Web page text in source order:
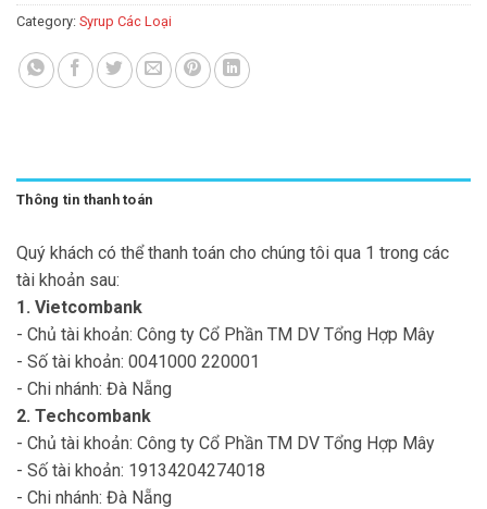
Category: Syrup Các Loại
Thông tin thanh toán
Quý khách có thể thanh toán cho chúng tôi qua 1 trong các
tài khoản sau:
1. Vietcombank
- Chủ tài khoản: Công ty Cổ Phần TM DV Tổng Hợp Mây
- Số tài khoản: 0041000 220001
- Chi nhánh: Đà Nẵng
2. Techcombank
- Chủ tài khoản: Công ty Cổ Phần TM DV Tổng Hợp Mây
- Số tài khoản: 19134204274018
- Chi nhánh: Đà Nẵng